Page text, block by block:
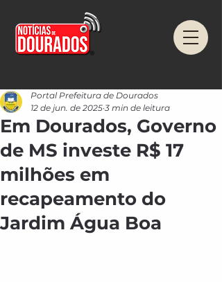
Em Dourados, Governo
de MS investe R$ 17
milhões em
recapeamento do
Jardim Água Boa
Portal Prefeitura de Dourados
12 de jun. de 2025 3 min de leitura